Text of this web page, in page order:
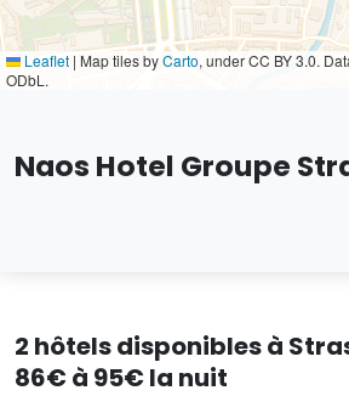
Leaflet | Map tiles byCarto, under CC BY 3.0.
ODbL.
Naos Hotel Groupe
2 hôtels disponibles à
86€ à 95€ la nuit